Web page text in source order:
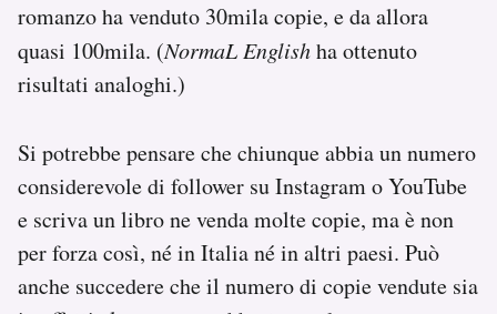
romanzo ha venduto 30mila copie, e da allora
quasi 100mila. (NormaL Englishha ottenuto
risultati analoghi.)
Si potrebbe pensare che chiunque abbia un numero
considerevole di follower su Instagram o YouTube
e scriva un libro ne venda molte copie, ma è non
per forza così, né in Italia né in altri paesi. Può
anche succedere che il numero di copie vendute sia